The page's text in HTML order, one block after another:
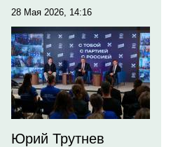
28 Мая 2026, 14:16
Юрий Трутнев